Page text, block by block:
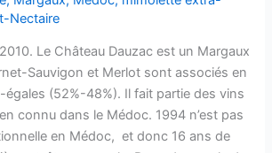
Nectaire
Le Château Dauzac est un Margaux
Sauvigon et Merlot sont associés en
(52%-48%). Il fait partie des vins
connu dans le Médoc. 1994 n’est pas
en Médoc, et donc 16 ans de